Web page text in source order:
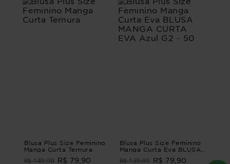
Blusa Plus Size Feminino
Manga Curta Ternura
R$ 149,90 R$ 79,90
Blusa Plus Size Feminino
Manga Curta Eva BLUSA
MANGA CURTA EVA Azul
G2 - 50
R$ 139,90 R$ 79,90